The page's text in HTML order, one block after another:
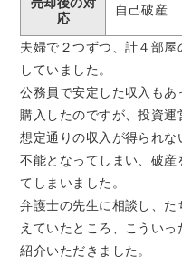
応
自己破産
夫婦で２つずつ、計４部
していました。
公務員で安定した収入もあ
購入したのですが、投資運
想定通りの収入が得られ
不能となってしまい、破
てしまいました。
弁護士の先生に相談し、
えていたところ、こうい
紹介いただきました。